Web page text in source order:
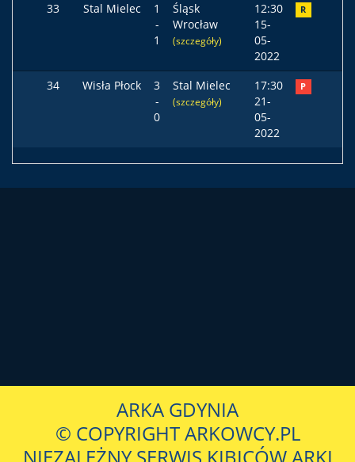
33 Stal Mielec
1
-
1
Śląsk
Wrocław
(szczegóły)
12:30
15-
05-
2022
R
34 Wisła Płock
3
-
0
Stal Mielec
(szczegóły)
17:30
21-
05-
2022
P
ARKA GDYNIA
© COPYRIGHT ARKOWCY.PL